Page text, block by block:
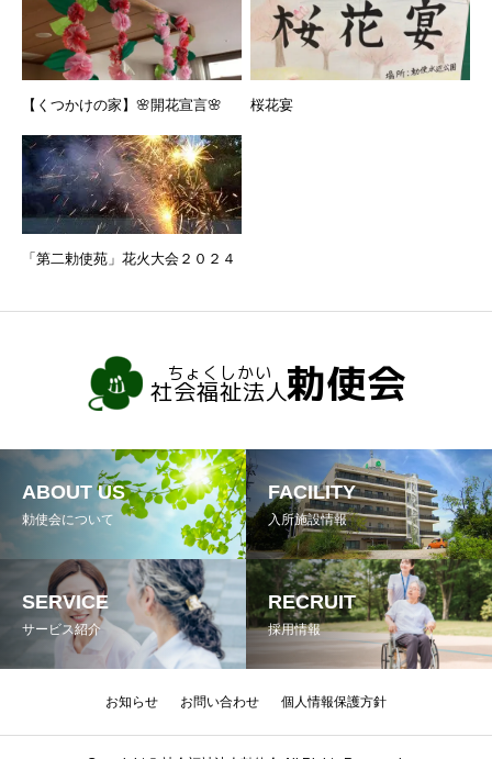
【くつかけの家】🌸開花宣言🌸 桜花宴
「第二勅使苑」花火大会２０２４
ABOUT US
勅使会について
FACILITY
入所施設情報
SERVICE
サービス紹介
RECRUIT
採用情報
お知らせ お問い合わせ 個人情報保護方針